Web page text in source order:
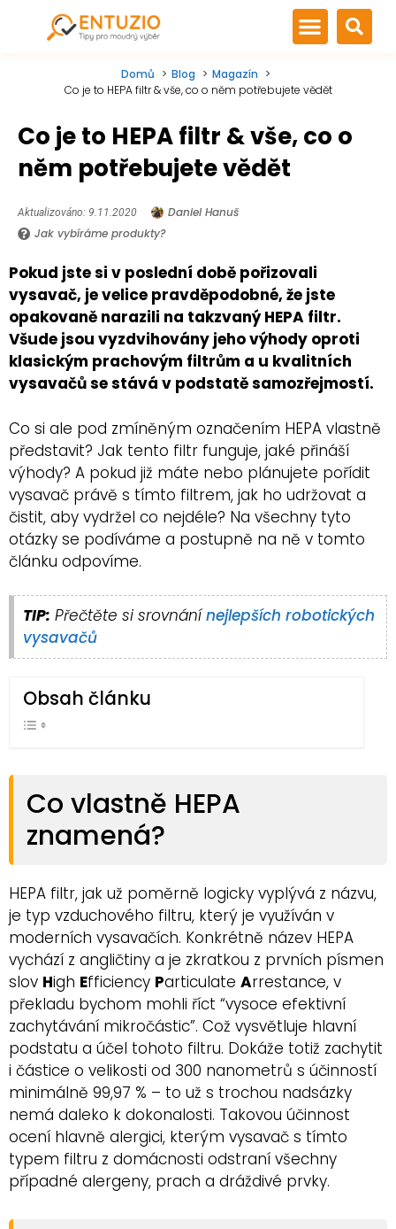
Domů Blog
Magazín
Co je to HEPA filtr & vše, co o něm potřebujete vědět
Co je to HEPA filtr & vše, co o
něm potřebujete vědět
Aktualizováno: 9.11.2020
Daniel Hanuš
Jak vybíráme produkty?
Pokud jste si v poslední době pořizovali
vysavač, je velice pravděpodobné, že jste
opakovaně narazili na takzvaný HEPA filtr.
Všude jsou vyzdvihovány jeho výhody oproti
klasickým prachovým filtrům a u kvalitních
vysavačů se stává v podstatě samozřejmostí.
Co si ale pod zmíněným označením HEPA vlastně
představit? Jak tento filtr funguje, jaké přináší
výhody? A pokud již máte nebo plánujete pořídit
vysavač právě s tímto filtrem, jak ho udržovat a
čistit, aby vydržel co nejdéle? Na všechny tyto
otázky se podíváme a postupně na ně v tomto
článku odpovíme.
TIP: Přečtěte si srovnánínejlepších robotických
vysavačů
Obsah článku
Co vlastně HEPA
znamená?
HEPA filtr, jak už poměrně logicky vyplývá z názvu,
je typ vzduchového filtru, který je využíván v
moderních vysavačích. Konkrétně název HEPA
vychází z angličtiny a je zkratkou z prvních písmen
slov High Efficiency Particulate Arrestance, v
překladu bychom mohli říct “vysoce efektivní
zachytávání mikročástic”. Což vysvětluje hlavní
podstatu a účel tohoto filtru. Dokáže totiž zachytit
i částice o velikosti od 300 nanometrů s účinností
minimálně 99,97 % – to už s trochou nadsázky
nemá daleko k dokonalosti. Takovou účinnost
ocení hlavně alergici, kterým vysavač s tímto
typem filtru z domácnosti odstraní všechny
případné alergeny, prach a dráždivé prvky.